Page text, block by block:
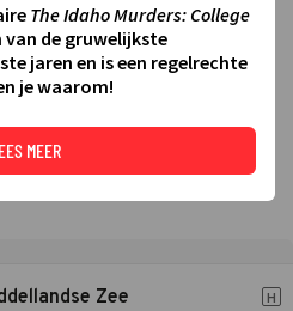
Zee H
The Idaho Murders: College
van de gruwelijkste
jaren en is een regelrechte
je waarom!
MEER